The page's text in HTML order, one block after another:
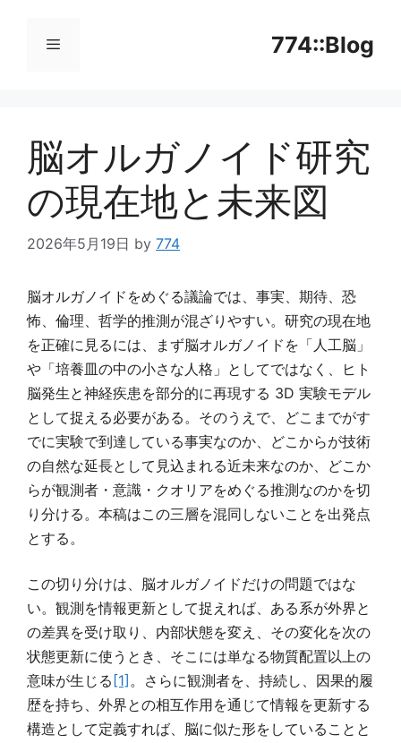
774::Blog
ニ
ュ
脳オルガノイド研究
の現在地と未来図
2026年5月19日 by 774
脳オルガノイドをめぐる議論では、事実、期待、恐
怖、倫理、哲学的推測が混ざりやすい。研究の現在地
を正確に見るには、まず脳オルガノイドを「人工脳」
や「培養皿の中の小さな人格」としてではなく、ヒト
脳発生と神経疾患を部分的に再現する 3D 実験モデル
として捉える必要がある。そのうえで、どこまでがす
でに実験で到達している事実なのか、どこからが技術
の自然な延長として見込まれる近未来なのか、どこか
らが観測者・意識・クオリアをめぐる推測なのかを切
り分ける。本稿はこの三層を混同しないことを出発点
とする。
この切り分けは、脳オルガノイドだけの問題ではな
い。観測を情報更新として捉えれば、ある系が外界と
の差異を受け取り、内部状態を変え、その変化を次の
状態更新に使うとき、そこには単なる物質配置以上の
意味が生じる [1] 。さらに観測者を、持続し、因果的履
歴を持ち、外界との相互作用を通じて情報を更新する
構造として定義すれば、脳に似た形をしていることと